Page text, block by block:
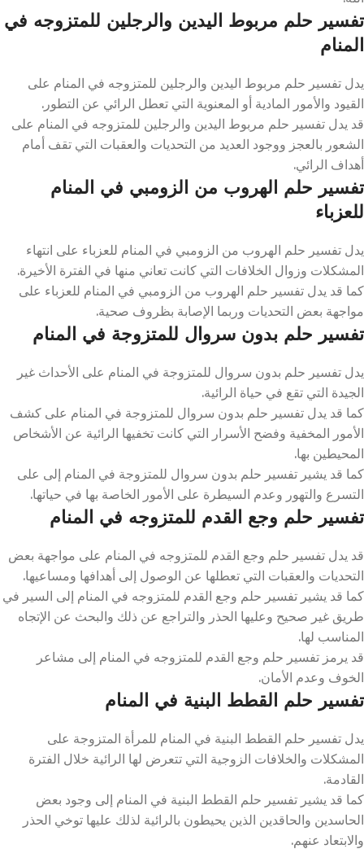
تفسير حلم مربوط اليدين والرجلين للمتزوجه في
المنام
يدل تفسير حلم مربوط اليدين والرجلين للمتزوجه في المنام على
القيود والأمور المادية أو المعنوية التي تعطل الرائي عن التطور.
قد يدل تفسير حلم مربوط اليدين والرجلين للمتزوجه في المنام على
الشعور بالعجز ووجود العديد من التحديات والعقبات التي تقف أمام
أهداف الرائي.
تفسير حلم الهروب من الزومبي في المنام
للعزباء
يدل تفسير حلم الهروب من الزومبي في المنام للعزباء على انتهاء
المشكلات وزوال الخلافات التي كانت تعاني منها في الفترة الأخيرة.
كما قد يدل تفسير حلم الهروب من الزومبي في المنام للعزباء على
مواجهة بعض التحديات وربما الإصابة بظروف صحية.
تفسير حلم بدون سروال للمتزوجة في المنام
يدل تفسير حلم بدون سروال للمتزوجة في المنام على الأحداث غير
الجيدة التي تقع في حياة الرائية.
كما قد يدل تفسير حلم بدون سروال للمتزوجة في المنام على كشف
الأمور المخفية وفضح الأسرار التي كانت تخفيها الرائية عن الأشخاص
المحيطين بها.
كما قد يشير تفسير حلم بدون سروال للمتزوجة في المنام إلى على
التسرع والتهور وعدم السيطرة على الأمور الخاصة بها في حياتها.
تفسير حلم وجع القدم للمتزوجه في المنام
قد يدل تفسير حلم وجع القدم للمتزوجه في المنام على مواجهة بعض
التحديات والعقبات التي تعطلها عن الوصول إلى أهدافها ومساعيها.
كما قد يشير تفسير حلم وجع القدم للمتزوجه في المنام إلى السير في
طريق غير صحيح وعليها الحذر والتراجع عن ذلك والبحث عن الإتجاه
المناسب لها.
قد يرمز تفسير حلم وجع القدم للمتزوجه في المنام إلى مشاعر
الخوف وعدم الأمان.
تفسير حلم القطط البنية في المنام
يدل تفسير حلم القطط البنية في المنام للمرأة المتزوجة على
المشكلات والخلافات الزوجية التي تتعرض لها الرائية خلال الفترة
القادمة.
كما قد يشير تفسير حلم القطط البنية في المنام إلى وجود بعض
الحاسدين والحاقدين الذين يحيطون بالرائية لذلك عليها توخي الحذر
والابتعاد عنهم.